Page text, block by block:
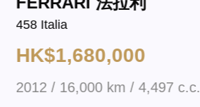
458 Italia
HK$1,680,000
2012 / 16,000 km / 4,497 c.c.